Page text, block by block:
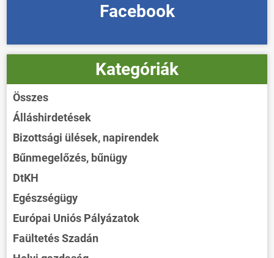
Facebook
Kategóriák
Összes
Álláshirdetések
Bizottsági ülések, napirendek
Bűnmegelőzés, bűnügy
DtKH
Egészségügy
Európai Uniós Pályázatok
Faültetés Szadán